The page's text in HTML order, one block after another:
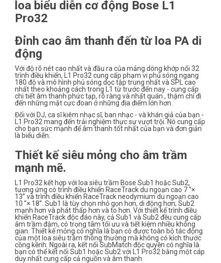
loa biểu diễn cơ động Bose L1
Pro32
Đỉnh cao âm thanh đến từ loa PA di
động
Với độ rõ nét cao nhất và đầu ra của mảng dòng khớp nối 32
trình điều khiển, L1 Pro32 cung cấp phạm vi phủ sóng ngang
180 độ và mô hình phủ sóng dọc tập trung nhất và SPL cao
nhất theo khoảng cách trong L1 từ trước đến nay - cung cấp
chi tiết âm thanh phức tạp, rõ ràng và nhất quán , thậm chí đi
đến những mặt cực đoan ở những địa điểm lớn hơn.
Đối với DJ, ca sĩ kiêm nhạc sĩ, ban nhạc - và khán giả của bạn -
L1 Pro32 mang đến trải nghiệm thực sự vượt trội. Nó cung cấp
cho bạn sức mạnh để âm thanh tốt nhất của bạn và đơn giản
là biểu diễn.
Thiết kế siêu mỏng cho âm trầm
mạnh mẽ.
L1 Pro32 kết hợp với loa siêu trầm Bose Sub1 hoặc Sub2,
tương ứng có trình điều khiển RaceTrack du ngoạn cao 7 ”×
13” và trình điều khiển RaceTrack neodymium du ngoạn cao
10 ”× 18”. Sub1 là tùy chọn nhỏ gọn hơn, di động hơn; Sub2
mạnh hơn và phát thấp hơn và to hơn. Với thiết kế trình điều
khiển RaceTrack độc đáo này, cả Sub1 và Sub2 đều cung cấp
âm trầm đậm, có trọng tâm tối ưu và tiết kiệm nhiều không
gian. Thiết kế mỏng có nghĩa là bạn có được toàn bộ tác động
của một loa siêu trầm thông thường mà không có kích thước
cồng kềnh. Ngoài ra, kết nối SubMatch độc quyền có nghĩa là
bạn có thể kết nối Sub1 hoặc Sub2 với L1 Pro32 bằng một cáp
duy nhất cung cấp cả nguồn và âm thanh.